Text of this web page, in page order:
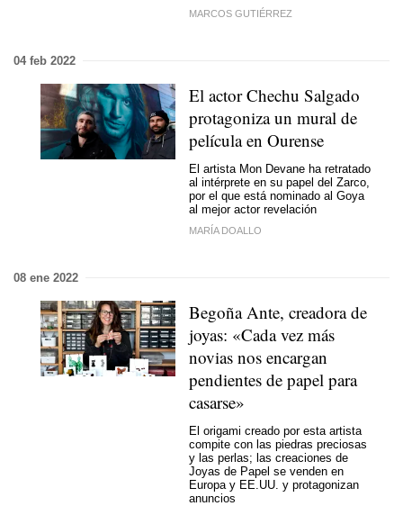
MARCOS GUTIÉRREZ
04 feb 2022
El actor Chechu Salgado
protagoniza un mural de
película en Ourense
El artista Mon Devane ha retratado
al intérprete en su papel del Zarco,
por el que está nominado al Goya
al mejor actor revelación
MARÍA DOALLO
08 ene 2022
Begoña Ante, creadora de
joyas: «Cada vez más
novias nos encargan
pendientes de papel para
casarse»
El origami creado por esta artista
compite con las piedras preciosas
y las perlas; las creaciones de
Joyas de Papel se venden en
Europa y EE.UU. y protagonizan
anuncios